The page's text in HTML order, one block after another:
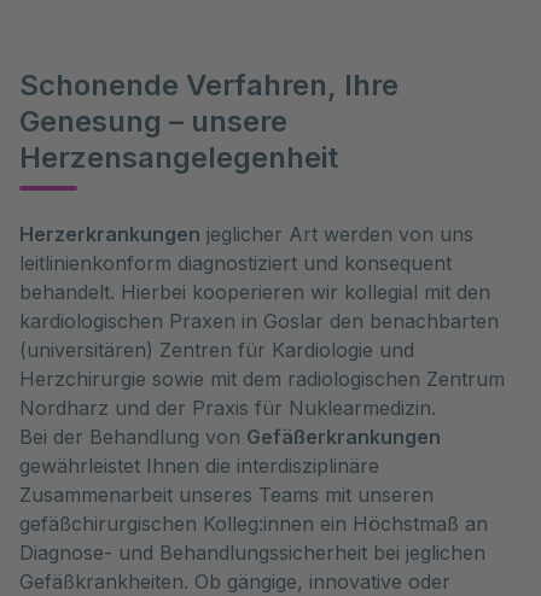
Schonende Verfahren, Ihre
Genesung – unsere
Herzensangelegenheit
Herzerkrankungen jeglicher Art werden von uns
leitlinienkonform diagnostiziert und konsequent
behandelt. Hierbei kooperieren wir kollegial mit den
kardiologischen Praxen in Goslar den benachbarten
(universitären) Zentren für Kardiologie und
Herzchirurgie sowie mit dem radiologischen Zentrum
Nordharz und der Praxis für Nuklearmedizin.
Bei der Behandlung von Gefäßerkrankungen
gewährleistet Ihnen die interdisziplinäre
Zusammenarbeit unseres Teams mit unseren
gefäßchirurgischen Kolleg:innen ein Höchstmaß an
Diagnose- und Behandlungssicherheit bei jeglichen
Gefäßkrankheiten. Ob gängige, innovative oder